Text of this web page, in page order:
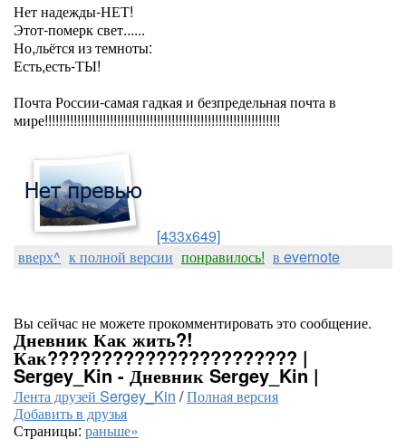
Нет надежды-НЕТ!
Этот-померк свет......
Но,льётся из темноты:
Есть,есть-ТЫ!
Почта России-самая гадкая и безпредельная почта в
мире!!!!!!!!!!!!!!!!!!!!!!!!!!!!!!!!!!!!!!!!!!!!!!!!!!!!!!!!!!!!!!!!!
[433x649]
вверх^ к полной версии понравилось! в evernote
Вы сейчас не можете прокомментировать это сообщение.
Дневник Как жить?!
Как??????????????????????? |
Sergey_Kin - Дневник Sergey_Kin |
Лента друзей Sergey_Kin /Полная версия
Добавить в друзья
Страницы: раньше»